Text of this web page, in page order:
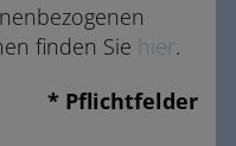
finden Sie hier.
* Pflichtfelder